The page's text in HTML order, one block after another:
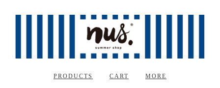
PRODUCTS CART MORE